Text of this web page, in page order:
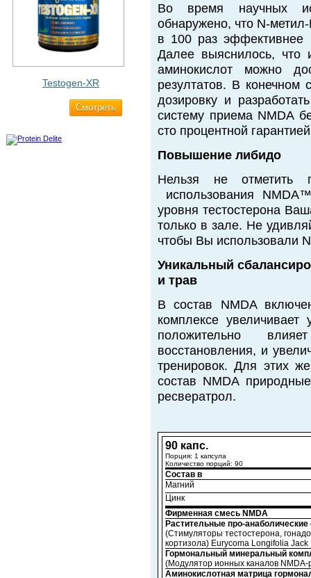
Testogen-XR
Cмотреть
Во время научных
обнаружено, что N-
в 100 раз эффективнее
Далее выяснилось, что
аминокислот можно
резултатов. В конечном
дозировку и
систему приема NMDA
сто процентной
Повышение либидо
Нельзя не отметить
использования
уровня тестостерона
только в зале. Не
чтобы Вы использовали
Уникальный
и трав
В состав NMDA
комплексе
положительно
восстановления, и
тренировок. Для этих
состав NMDA
ресвератрол.
90 капс.
Порция: 1 капсула
Количество порций: 90
Состав в
Магний
Цинк
Фирменная смесь NMDA
Растительные про-
(Стимуляторы тестостерона,
кортизола) Eurycoma Longifolia
Гормональный минеральный
(Модулятор ионных каналов NMDA-
Аминокислотная матрица